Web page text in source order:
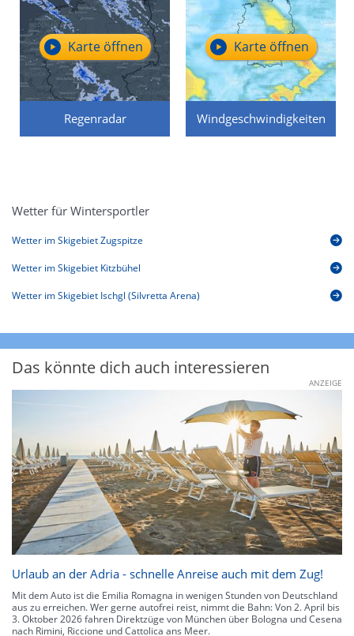
Regenradar
Karte öffnen
Windgeschwindigkeiten
Karte öffnen
Wetter für Wintersportler
Wetter im Skigebiet Zugspitze
Wetter im Skigebiet Kitzbühel
Wetter im Skigebiet Ischgl (Silvretta Arena)
Das könnte dich auch interessieren
ANZEIGE
Urlaub an der Adria - schnelle Anreise auch mit dem Zug!
Mit dem Auto ist die Emilia Romagna in wenigen Stunden von Deutschland
aus zu erreichen. Wer gerne autofrei reist, nimmt die Bahn: Von 2. April bis
3. Oktober 2026 fahren Direktzüge von München über Bologna und Cesena
nach Rimini, Riccione und Cattolica ans Meer.